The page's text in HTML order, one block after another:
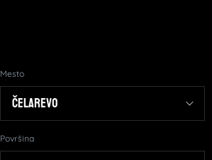
Mesto
Površina